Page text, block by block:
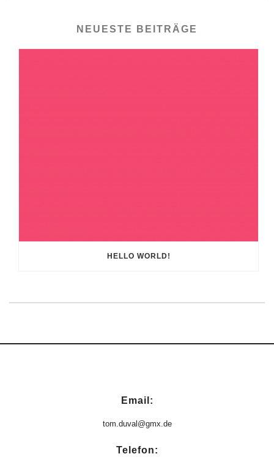
NEUESTE BEITRÄGE
HELLO WORLD!
Email:
tom.duval@gmx.de
Telefon: